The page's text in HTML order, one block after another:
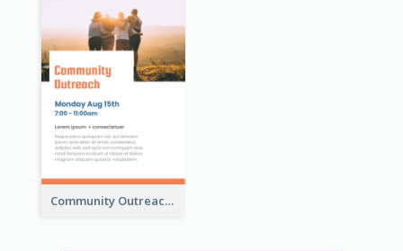
Community Outreach Flyer